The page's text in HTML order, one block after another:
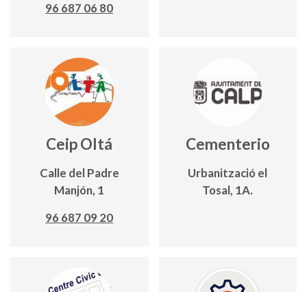
96 687 06 80
Ceip Oltá
Calle del Padre
Manjón, 1
96 687 09 20
Cementerio
Urbanització el
Tosal, 1A.